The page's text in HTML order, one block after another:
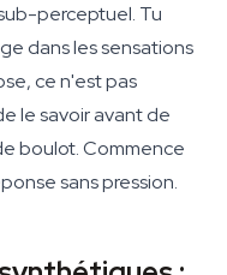
perceptuel. Tu
dans les sensations
ce n'est pas
le savoir avant de
boulot. Commence
sans pression.